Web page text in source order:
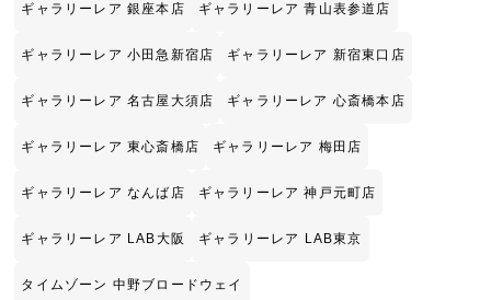
ギャラリーレア 銀座本店 ギャラリーレア 青山表参道店
ギャラリーレア 小田急新宿店 ギャラリーレア 新宿東口店
ギャラリーレア 名古屋大須店 ギャラリーレア 心斎橋本店
ギャラリーレア 東心斎橋店 ギャラリーレア 梅田店
ギャラリーレア なんば店 ギャラリーレア 神戸元町店
ギャラリーレア LAB大阪 ギャラリーレア LAB東京
タイムゾーン 中野ブロードウェイ